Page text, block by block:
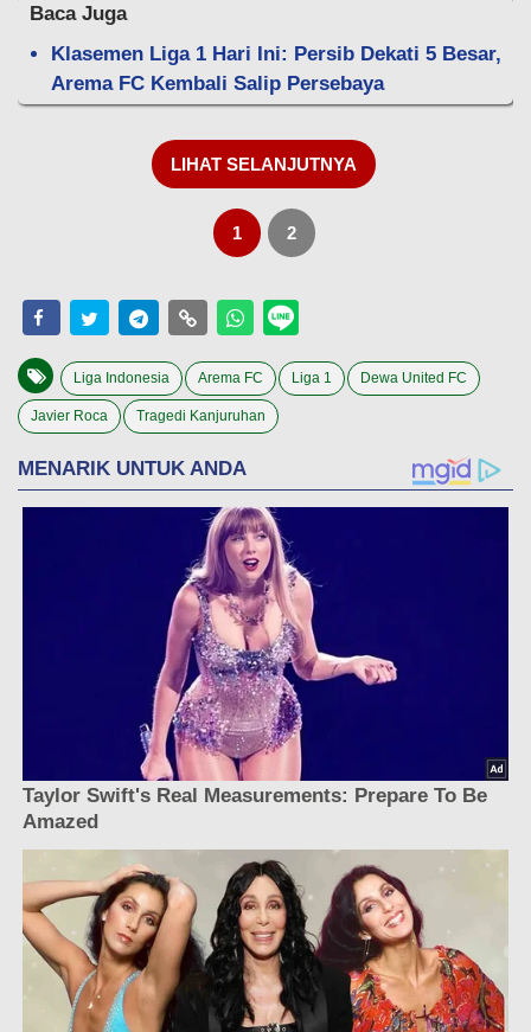
Baca Juga
Klasemen Liga 1 Hari Ini: Persib Dekati 5 Besar,
Arema FC Kembali Salip Persebaya
LIHAT SELANJUTNYA
1 2
Liga Indonesia Arema FC Liga 1 Dewa United FC
Javier Roca Tragedi Kanjuruhan